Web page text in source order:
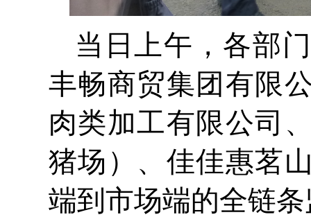
当日上午，各部
丰畅商贸集团有限
肉类加工有限公司
猪场）、佳佳惠茗
端到市场端的全链